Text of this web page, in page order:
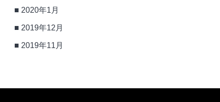
2020年1月
2019年12月
2019年11月